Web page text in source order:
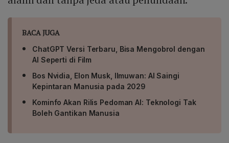
BACA JUGA
ChatGPT Versi Terbaru, Bisa Mengobrol dengan
AI Seperti di Film
Bos Nvidia, Elon Musk, Ilmuwan: AI Saingi
Kepintaran Manusia pada 2029
Kominfo Akan Rilis Pedoman AI: Teknologi Tak
Boleh Gantikan Manusia